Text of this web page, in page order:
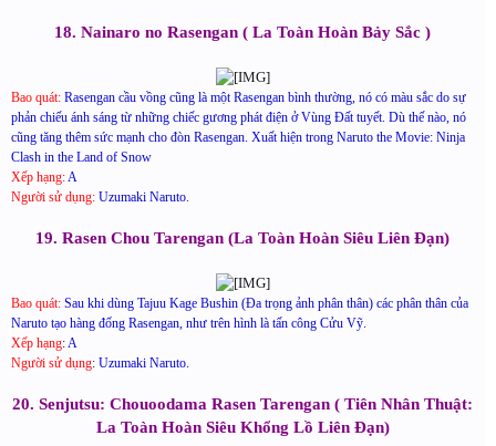
18. Nainaro no Rasengan ( La Toàn Hoàn Bảy Sắc )
Bao quát: Rasengan cầu vồng cũng là một Rasengan bình thường, nó có màu sắc do sự
phản chiếu ánh sáng từ những chiếc gương phát điện ở Vùng Đất tuyết. Dù thế nào, nó
cũng tăng thêm sức mạnh cho đòn Rasengan. Xuất hiện trong Naruto the Movie: Ninja
Clash in the Land of Snow
Xếp hạng: A
Người sử dụng: Uzumaki Naruto
19. Rasen Chou Tarengan (La Toàn Hoàn Siêu Liên Đạn)
Bao quát: Sau khi dùng Tajuu Kage Bushin (Đa trọng ảnh phân thân) các phân thân của
Naruto tạo hàng đống Rasengan, như trên hình là tấn công Cửu Vỹ.
Xếp hạng: A
Người sử dụng: Uzumaki Naruto.
20. Senjutsu: Chouoodama Rasen Tarengan ( Tiên Nhân Thuật:
La Toàn Hoàn Siêu Khổng Lồ Liên Đạn)